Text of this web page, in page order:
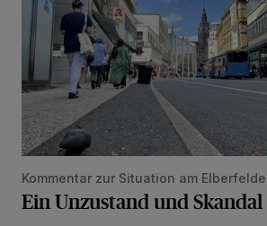
Kommentar zur Situation am
Ein Unzustand und Skandal